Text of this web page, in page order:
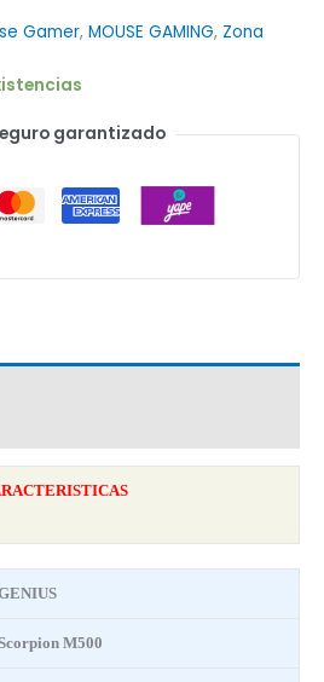
Gamer, MOUSE GAMING, Zona
garantizado
M500